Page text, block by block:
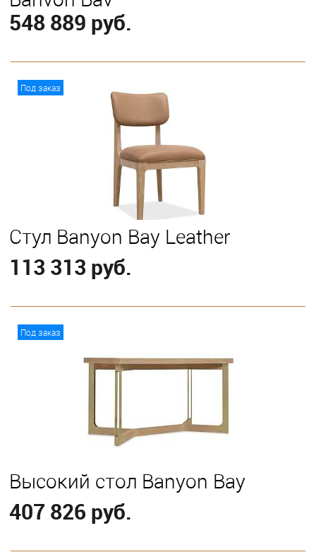
548 889 руб.
Под заказ
Стул Banyon Bay Leather
113 313 руб.
Под заказ
Высокий стол Banyon Bay
407 826 руб.